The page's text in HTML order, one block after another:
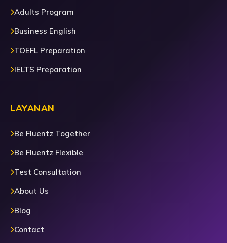
Adults Program
Business English
TOEFL Preparation
IELTS Preparation
LAYANAN
Be Fluentz Together
Be Fluentz Flexible
Test Consultation
About Us
Blog
Contact